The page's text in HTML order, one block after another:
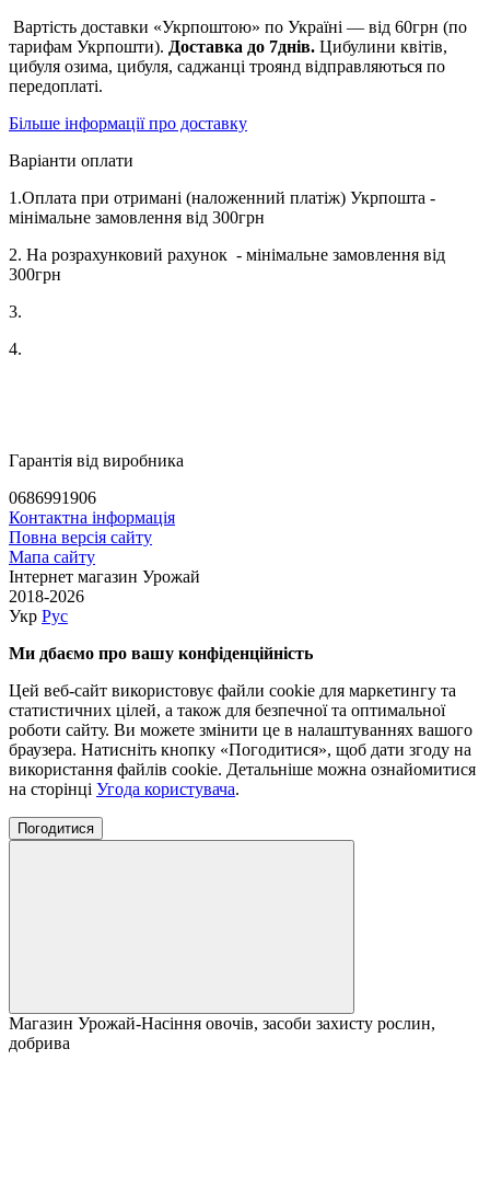
Вартість доставки «Укрпоштою» по Україні — від 60грн (по
тарифам Укрпошти). Доставка до 7днів. Цибулини квітів,
цибуля озима, цибуля, саджанці троянд відправляються по
передоплаті.
Більше інформації про доставку
Варіанти оплати
1.Оплата при отримані (наложенний платіж) Укрпошта -
мінімальне замовлення від 300грн
2. На розрахунковий рахунок - мінімальне замовлення від
300грн
3.
4.
Гарантія від виробника
0686991906
Контактна інформація
Повна версія сайту
Мапа сайту
Інтернет магазин Урожай
2018-2026
Укр Рус
Ми дбаємо про вашу конфіденційність
Цей веб-сайт використовує файли cookie для маркетингу та
статистичних цілей, а також для безпечної та оптимальної
роботи сайту. Ви можете змінити це в налаштуваннях вашого
браузера. Натисніть кнопку «Погодитися», щоб дати згоду на
використання файлів cookie. Детальніше можна ознайомитися
на сторінці Угода користувача.
Погодитися
Магазин Урожай-Насіння овочів, засоби захисту рослин,
добрива